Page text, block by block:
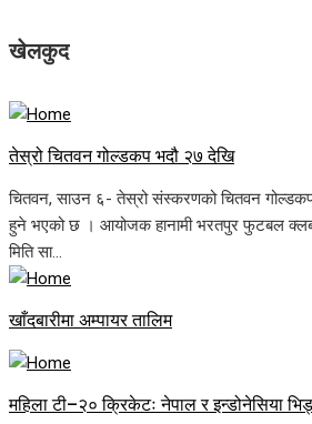
खेलकुद
तेस्रो चितवन गोल्डकप भदौ २७ देखि
चितवन, साउन ६- तेस्रो संस्करणको चितवन
हुने भएको छ । आयोजक हानामी भरतपुर फुटबल क्लब
मिति सा...
खाँदबारीमा अम्पायर तालिम
महिला टी–२० क्रिकेटः नेपाल र इन्डोनेसिया